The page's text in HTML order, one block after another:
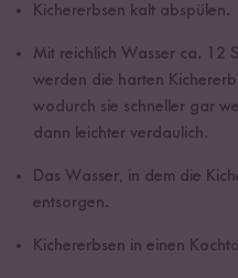
Kichererbsen kalt abspülen.
Mit reichlich Wasser ca. 12
werden die harten
wodurch sie schneller gar
dann leichter verdaulich.
Das Wasser, in dem die
entsorgen.
Kichererbsen in einen